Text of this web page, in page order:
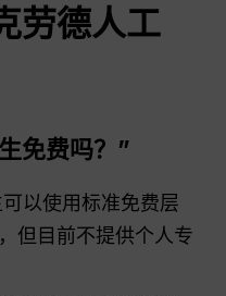
劳德人工
免费吗？”
以使用标准免费层
但目前不提供个人专